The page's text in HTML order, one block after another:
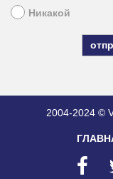
Никакой
2004-2024 ©